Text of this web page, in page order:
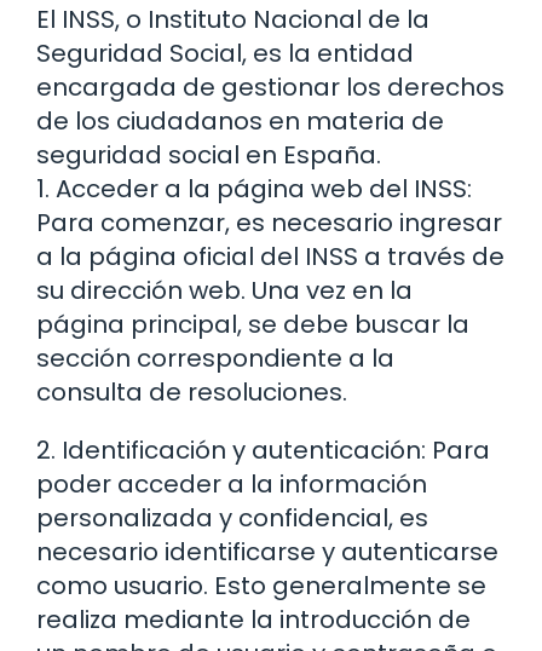
El INSS, o Instituto Nacional de la
Seguridad Social, es la entidad
encargada de gestionar los derechos
de los ciudadanos en materia de
seguridad social en España.
1. Acceder a la página web del INSS:
Para comenzar, es necesario ingresar
a la página oficial del INSS a través de
su dirección web. Una vez en la
página principal, se debe buscar la
sección correspondiente a la
consulta de resoluciones.
2. Identificación y autenticación: Para
poder acceder a la información
personalizada y confidencial, es
necesario identificarse y autenticarse
como usuario. Esto generalmente se
realiza mediante la introducción de